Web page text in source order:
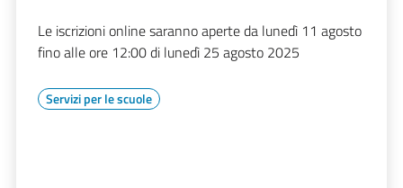
Le iscrizioni online saranno aperte da lunedì 11 agosto
fino alle ore 12:00 di lunedì 25 agosto 2025
Servizi per le scuole